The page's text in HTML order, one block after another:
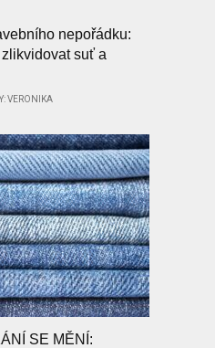
nepořádku:
suť a
VERONIKA
SE MĚNÍ: